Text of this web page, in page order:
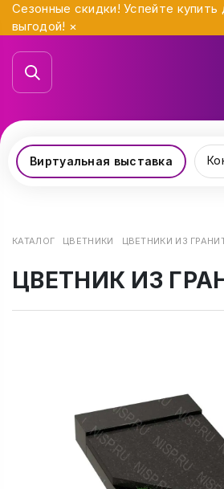
Сезонные скидки! Успейте
выгодой! ×
Виртуальная выставка
КАТАЛОГ ЦВЕТНИКИ ЦВЕТНИКИ ИЗ
ЦВЕТНИК ИЗ